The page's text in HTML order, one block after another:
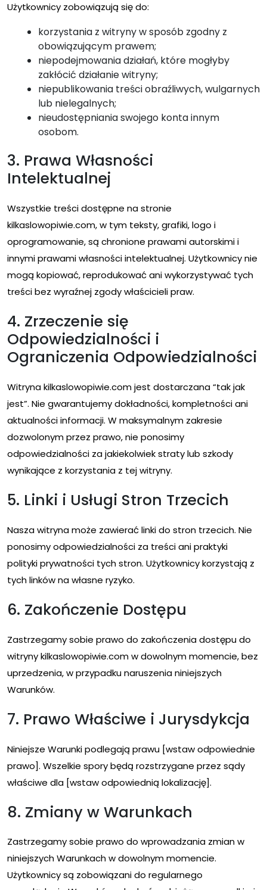
Użytkownicy zobowiązują się do:
korzystania z witryny w sposób zgodny z
obowiązującym prawem;
niepodejmowania działań, które mogłyby
zakłócić działanie witryny;
niepublikowania treści obraźliwych, wulgarnych
lub nielegalnych;
nieudostępniania swojego konta innym
osobom.
3. Prawa Własności
Intelektualnej
Wszystkie treści dostępne na stronie
kilkaslowopiwie.com, w tym teksty, grafiki, logo i
oprogramowanie, są chronione prawami autorskimi i
innymi prawami własności intelektualnej. Użytkownicy nie
mogą kopiować, reprodukować ani wykorzystywać tych
treści bez wyraźnej zgody właścicieli praw.
4. Zrzeczenie się
Odpowiedzialności i
Ograniczenia Odpowiedzialności
Witryna kilkaslowopiwie.com jest dostarczana “tak jak
jest”. Nie gwarantujemy dokładności, kompletności ani
aktualności informacji. W maksymalnym zakresie
dozwolonym przez prawo, nie ponosimy
odpowiedzialności za jakiekolwiek straty lub szkody
wynikające z korzystania z tej witryny.
5. Linki i Usługi Stron Trzecich
Nasza witryna może zawierać linki do stron trzecich. Nie
ponosimy odpowiedzialności za treści ani praktyki
polityki prywatności tych stron. Użytkownicy korzystają z
tych linków na własne ryzyko.
6. Zakończenie Dostępu
Zastrzegamy sobie prawo do zakończenia dostępu do
witryny kilkaslowopiwie.com w dowolnym momencie, bez
uprzedzenia, w przypadku naruszenia niniejszych
Warunków.
7. Prawo Właściwe i Jurysdykcja
Niniejsze Warunki podlegają prawu [wstaw odpowiednie
prawo]. Wszelkie spory będą rozstrzygane przez sądy
właściwe dla [wstaw odpowiednią lokalizację].
8. Zmiany w Warunkach
Zastrzegamy sobie prawo do wprowadzania zmian w
niniejszych Warunkach w dowolnym momencie.
Użytkownicy są zobowiązani do regularnego